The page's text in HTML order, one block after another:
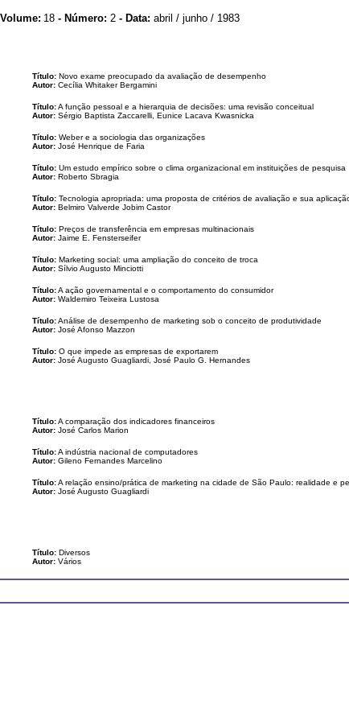
Volume: 18 - Número: 2 - Data: abril / junho / 1983
Título: Novo exame preocupado da avaliação de desempenho
Autor: Cecília Whitaker Bergamini
Título:A função pessoal e a hierarquia de decisões: uma revisão conceitual
Autor: Sérgio Baptista Zaccarelli, Eunice Lacava Kwasnicka
Título: Weber e a sociologia das organizações
Autor: José Henrique de Faria
Título: Um estudo empírico sobre o clima organizacional em instituições de pesquisa
Autor: Roberto Sbragia
Título: Tecnologia apropriada: uma proposta de critérios de avaliação e sua
Autor: Belmiro Valverde Jobim Castor
Título: Preços de transferência em empresas multinacionais
Autor: Jaime E. Fensterseifer
Título: Marketing social: uma ampliação do conceito de troca
Autor: Sílvio Augusto Minciotti
Título:A ação governamental e o comportamento do consumidor
Autor: Waldemiro Teixeira Lustosa
Título:Análise de desempenho de marketing sob o conceito de produtividade
Autor: José Afonso Mazzon
Título: O que impede as empresas de exportarem
Autor: José Augusto Guagliardi, José Paulo G. Hernandes
Título:A comparação dos indicadores financeiros
Autor: José Carlos Marion
Título:A indústria nacional de computadores
Autor: Gileno Fernandes Marcelino
Título:A relação ensino/prática de marketing na cidade de São Paulo: realidade e
Autor: José Augusto Guagliardi
Título: Diversos
Autor: Vários